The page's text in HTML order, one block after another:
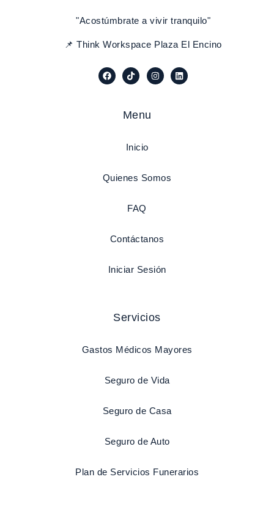
"Acostúmbrate a vivir tranquilo"
📌 Think Workspace Plaza El Encino
Menu
Inicio
Quienes Somos
FAQ
Contáctanos
Iniciar Sesión
Servicios
Gastos Médicos Mayores
Seguro de Vida
Seguro de Casa
Seguro de Auto
Plan de Servicios Funerarios